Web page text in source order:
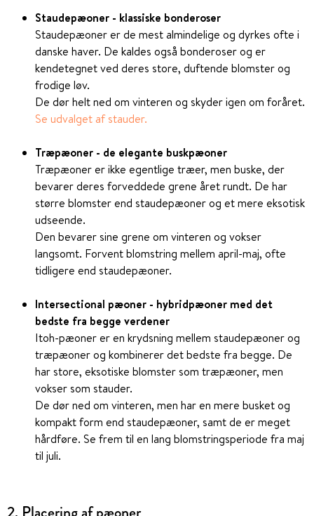
Staudepæoner - klassiske bonderoser
Staudepæoner er de mest almindelige og dyrkes ofte i
danske haver. De kaldes også bonderoser og er
kendetegnet ved deres store, duftende blomster og
frodige løv.
De dør helt ned om vinteren og skyder igen om foråret.
Se udvalget af stauder.
Træpæoner - de elegante buskpæoner
Træpæoner er ikke egentlige træer, men buske, der
bevarer deres forveddede grene året rundt. De har
større blomster end staudepæoner og et mere eksotisk
udseende.
Den bevarer sine grene om vinteren og vokser
langsomt. Forvent blomstring mellem april-maj, ofte
tidligere end staudepæoner.
Intersectional pæoner - hybridpæoner med det
bedste fra begge verdener
Itoh-pæoner er en krydsning mellem staudepæoner og
træpæoner og kombinerer det bedste fra begge. De
har store, eksotiske blomster som træpæoner, men
vokser som stauder.
De dør ned om vinteren, men har en mere busket og
kompakt form end staudepæoner, samt de er meget
hårdføre. Se frem til en lang blomstringsperiode fra maj
til juli.